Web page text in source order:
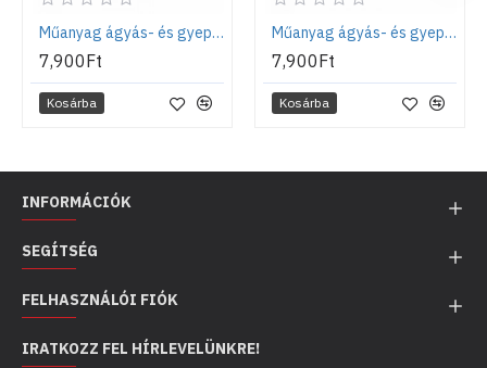
Műanyag ágyás- és gyepszegély tekercsben 6m x 15cm, fekete
7,900Ft
Kosárba
Műanyag ágyás- és gyepszegély tekercsben 6m x 15cm, zöld
7,900Ft
Kosárba
INFORMÁCIÓK
SEGÍTSÉG
FELHASZNÁLÓI FIÓK
IRATKOZZ FEL HÍRLEVELÜNKRE!